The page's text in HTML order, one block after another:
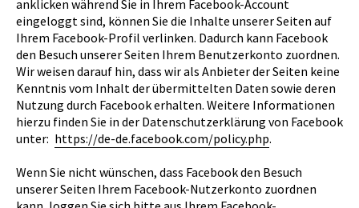
anklicken während Sie in Ihrem Facebook-Account
eingeloggt sind, können Sie die Inhalte unserer Seiten auf
Ihrem Facebook-Profil verlinken. Dadurch kann Facebook
den Besuch unserer Seiten Ihrem Benutzerkonto zuordnen.
Wir weisen darauf hin, dass wir als Anbieter der Seiten keine
Kenntnis vom Inhalt der übermittelten Daten sowie deren
Nutzung durch Facebook erhalten. Weitere Informationen
hierzu finden Sie in der Datenschutzerklärung von Facebook
unter: https://de-de.facebook.com/policy.php.
Wenn Sie nicht wünschen, dass Facebook den Besuch
unserer Seiten Ihrem Facebook-Nutzerkonto zuordnen